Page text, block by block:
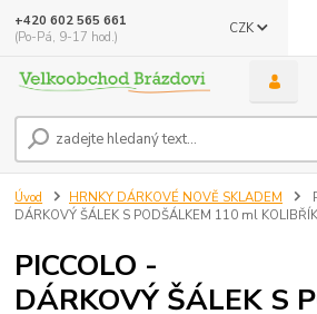
CZK
+420 602 565 661
(Po-Pá, 9-17 hod.)
Úvod HRNKY DÁRKOVÉ NOVĚ SKLADEM
DÁRKOVÝ ŠÁLEK S PODŠÁLKEM 110 ml
PICCOLO -
DÁRKOVÝ ŠÁLEK S